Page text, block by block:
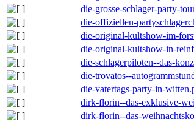
die-grosse-schlager-party-
die-offiziellen-
die-original-kultshow-im-
die-original-kultshow-in-
die-schlagerpiloten--das-
die-trovatos--
die-vatertags-party-in-
dirk-florin--das-exklusive-
dirk-florin--das-